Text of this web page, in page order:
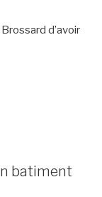
Brossard d’avoir
batiment